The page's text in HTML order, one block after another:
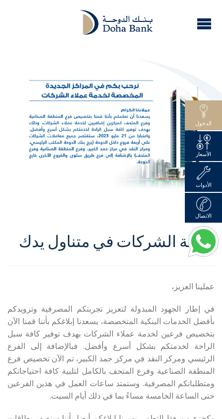
خدمة الشركات في متناول يدك
عملينا العزيز،
في إطار الجهود المبذولة لتعزيز تجربتكم المصرفية وتزويدكم
بأفضل الخدمات البنكية المتخصصة، يسعدنا إبلاغكم بأننا قمنا الآن
بتخصيص فرعين لخدمة عملاء الشركات بهدف توفير كافة سبل
الراحة لخدمتكم بشكل أسرع وأفضل. فبالإضافة إلى الفرع
الرئيسي ومركز النقد في مركز حمد الكبير، تم الآن تخصيص فرع
المنطقة الصناعية وفرع المتحف بالكامل لتلبية كافة احتياجاتكم
ومتطلباتكم المصرفية. وستمتد ساعات العمل في هذين الفرعين
حتى الساعة الخامسة مساءً بما في ذلك أيام السبت.
الدخول
الأسعار
الأدوات
الاتصال